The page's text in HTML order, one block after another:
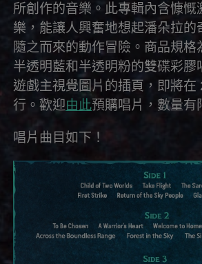
所創作的音樂。此專輯內含慷慨
樂，能讓人興奮地想起潘朵拉的
隨之而來的動作冒險。商品規格
半透明藍和半透明粉的雙碟彩膠
遊戲主視覺圖片的插頁，即將在
行。歡迎由此預購唱片，數量有
唱片曲目如下！